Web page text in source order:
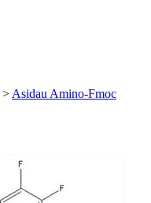
> Asidau Amino-Fmoc